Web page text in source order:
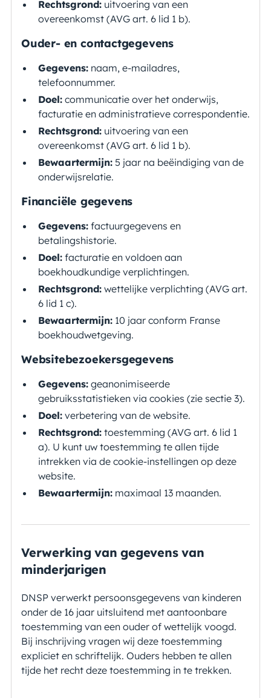
Rechtsgrond: uitvoering van een
overeenkomst (AVG art. 6 lid 1 b).
Ouder- en contactgegevens
Gegevens: naam, e-mailadres,
telefoonnummer.
Doel: communicatie over het onderwijs,
facturatie en administratieve correspondentie.
Rechtsgrond: uitvoering van een
overeenkomst (AVG art. 6 lid 1 b).
Bewaartermijn: 5 jaar na beëindiging van de
onderwijsrelatie.
Financiële gegevens
Gegevens: factuurgegevens en
betalingshistorie.
Doel: facturatie en voldoen aan
boekhoudkundige verplichtingen.
Rechtsgrond: wettelijke verplichting (AVG art.
6 lid 1 c).
Bewaartermijn: 10 jaar conform Franse
boekhoudwetgeving.
Websitebezoekersgegevens
Gegevens: geanonimiseerde
gebruiksstatistieken via cookies (zie sectie 3).
Doel: verbetering van de website.
Rechtsgrond: toestemming (AVG art. 6 lid 1
a). U kunt uw toestemming te allen tijde
intrekken via de cookie-instellingen op deze
website.
Bewaartermijn: maximaal 13 maanden.
Verwerking van gegevens van
minderjarigen
DNSP verwerkt persoonsgegevens van kinderen
onder de 16 jaar uitsluitend met aantoonbare
toestemming van een ouder of wettelijk voogd.
Bij inschrijving vragen wij deze toestemming
expliciet en schriftelijk. Ouders hebben te allen
tijde het recht deze toestemming in te trekken.